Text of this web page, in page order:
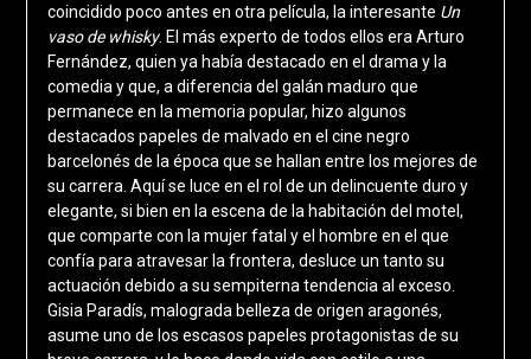
coincidido poco antes en otra película, la interesante Un
vaso de whisky. El más experto de todos ellos era Arturo
Fernández, quien ya había destacado en el drama y la
comedia y que, a diferencia del galán maduro que
permanece en la memoria popular, hizo algunos
destacados papeles de malvado en el cine negro
barcelonés de la época que se hallan entre los mejores de
su carrera. Aquí se luce en el rol de un delincuente duro y
elegante, si bien en la escena de la habitación del motel,
que comparte con la mujer fatal y el hombre en el que
confía para atravesar la frontera, desluce un tanto su
actuación debido a su sempiterna tendencia al exceso.
Gisia Paradís, malograda belleza de origen aragonés,
asume uno de los escasos papeles protagonistas de su